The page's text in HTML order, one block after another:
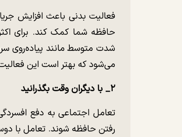
فعالیت بدنی باعث افزایش
می‌شود که بهتر است این
۲_ با دیگران وقت بگذرانید
تعامل اجتماعی به دفع
رفتن حافظه شوند. تعامل با